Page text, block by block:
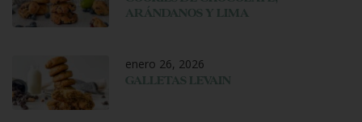
ARÁNDANOS Y LIMA
enero 26, 2026
GALLETAS LEVAIN